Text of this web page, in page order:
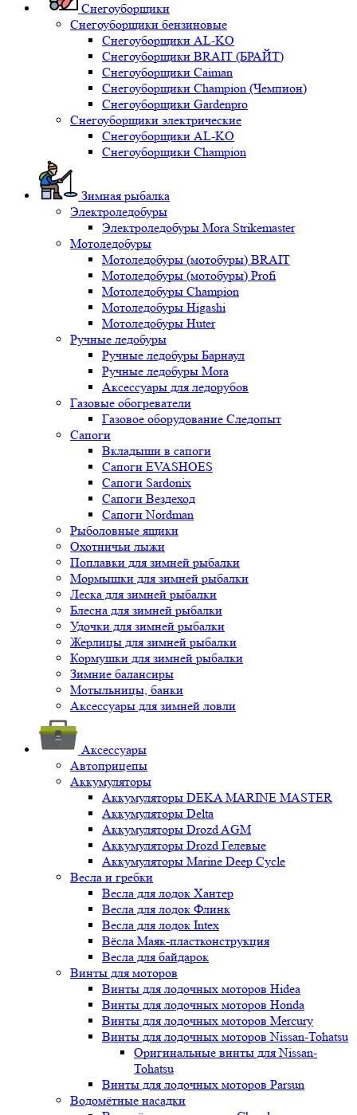
Снегоуборщики
Снегоуборщики бензиновые
Снегоуборщики AL-KO
Снегоуборщики BRAIT (БРАЙТ)
Снегоуборщики Caiman
Снегоуборщики Champion (Чемпион)
Снегоуборщики Gardenpro
Снегоуборщики электрические
Снегоуборщики AL-KO
Снегоуборщики Champion
Зимная рыбалка
Электроледобуры
Электроледобуры Mora Strikemaster
Мотоледобуры
Мотоледобуры (мотобуры) BRAIT
Мотоледобуры (мотобуры) Profi
Мотоледобуры Champion
Мотоледобуры Higashi
Мотоледобуры Huter
Ручные ледобуры
Ручные ледобуры Барнаул
Ручные ледобуры Mora
Аксессуары для ледорубов
Газовые обогреватели
Газовое оборудование Следопыт
Сапоги
Вкладыши в сапоги
Сапоги EVASHOES
Сапоги Sardonix
Сапоги Вездеход
Сапоги Nordman
Рыболовные ящики
Охотничьи лыжи
Поплавки для зимней рыбалки
Мормышки для зимней рыбалки
Леска для зимней рыбалки
Блесна для зимней рыбалки
Удочки для зимней рыбалки
Жерлицы для зимней рыбалки
Кормушки для зимней рыбалки
Зимние балансиры
Мотыльницы, банки
Аксессуары для зимней ловли
Аксессуары
Автоприцепы
Аккумуляторы
Аккумуляторы DEKA MARINE MASTER
Аккумуляторы Delta
Аккумуляторы Drozd AGM
Аккумуляторы Drozd Гелевые
Аккумуляторы Marine Deep Cycle
Весла и гребки
Весла для лодок Хантер
Весла для лодок Флинк
Весла для лодок Intex
Вёсла Маяк-пластконструкция
Весла для байдарок
Винты для моторов
Винты для лодочных моторов Hidea
Винты для лодочных моторов Honda
Винты для лодочных моторов Mercury
Винты для лодочных моторов Nissan-Tohatsu
Оригинальные винты для Nissan-
Tohatsu
Винты для лодочных моторов Parsun
Водомётные насадки